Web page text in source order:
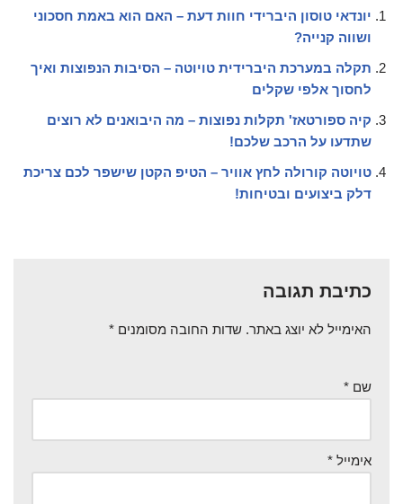
יונדאי טוסון היברידי חוות דעת – האם הוא באמת חסכוני
ושווה קנייה?
תקלה במערכת היברידית טויוטה – הסיבות הנפוצות ואיך
לחסוך אלפי שקלים
קיה ספורטאז' תקלות נפוצות – מה היבואנים לא רוצים
שתדעו על הרכב שלכם!
טויוטה קורולה לחץ אוויר – הטיפ הקטן שישפר לכם צריכת
דלק ביצועים ובטיחות!
כתיבת תגובה
האימייל לא יוצג באתר. שדות החובה מסומנים *
שם *
אימייל *